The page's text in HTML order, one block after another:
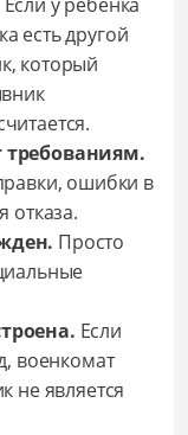
есть другой
который
требованиям.
ошибки в
отказа.
Просто
Если
военкомат
не является